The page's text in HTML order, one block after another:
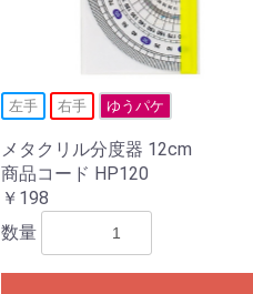
左手 右手 ゆうパケ
メタクリル分度器 12cm
商品コード HP120
￥198
数量